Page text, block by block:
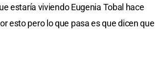
estaría viviendo Eugenia Tobal hace
esto pero lo que pasa es que dicen que